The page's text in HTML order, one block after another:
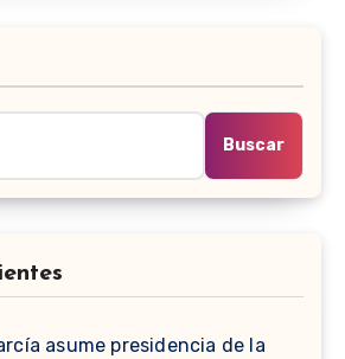
Buscar
asume presidencia de la